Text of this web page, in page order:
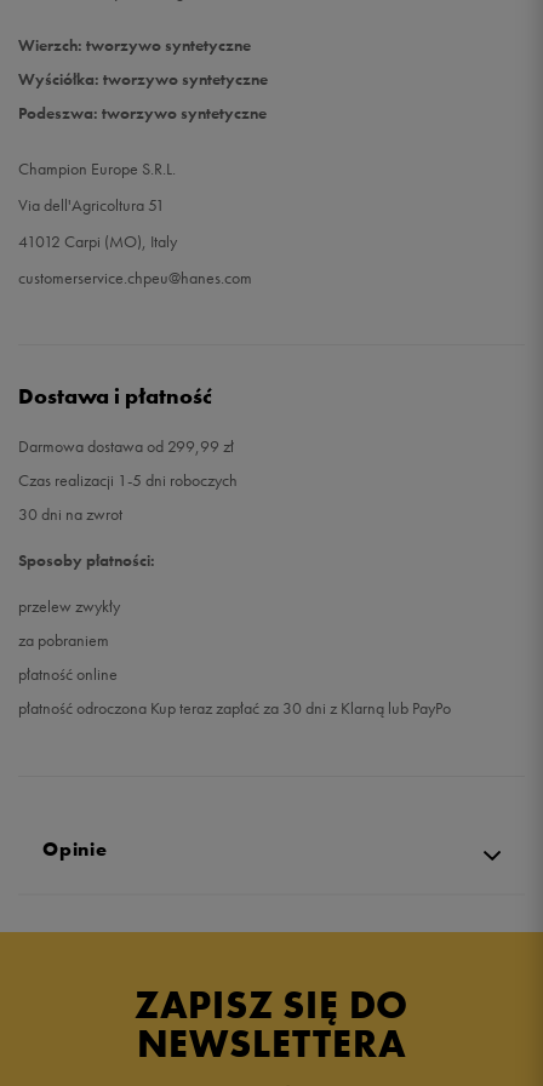
Wierzch: tworzywo syntetyczne
Wyściółka: tworzywo syntetyczne
Podeszwa: tworzywo syntetyczne
Champion Europe S.R.L.
Via dell'Agricoltura 51
41012 Carpi (MO), Italy
customerservice.chpeu@hanes.com
Dostawa i płatność
Darmowa dostawa od 299,99 zł
Czas realizacji 1-5 dni roboczych
30 dni na zwrot
Sposoby płatności:
przelew zwykły
za pobraniem
płatność online
płatność odroczona Kup teraz zapłać za 30 dni z Klarną lub PayPo
Opinie
4.9
zebranych i zweryfikowanych przez
ZAPISZ SIĘ DO
NEWSLETTERA